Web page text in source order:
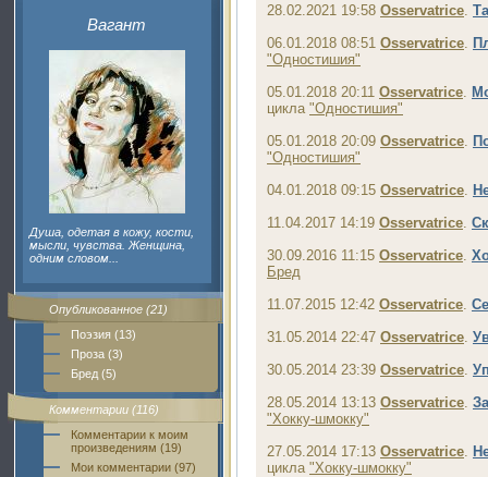
Вагант
Душа, одетая в кожу, кости,
мысли, чувства. Женщина,
одним словом...
Опубликованное (21)
Поэзия (13)
Проза (3)
Бред (5)
Комментарии (116)
Комментарии к моим
произведениям (19)
Мои комментарии (97)
28.02.2021 19:58 Osservatrice.
06.01.2018 08:51 Osservatrice.
"Одностишия"
05.01.2018 20:11 Osservatrice.
цикла "Одностишия"
05.01.2018 20:09 Osservatrice.
"Одностишия"
04.01.2018 09:15 Osservatrice.
11.04.2017 14:19 Osservatrice.
30.09.2016 11:15 Osservatrice.
Бред
11.07.2015 12:42 Osservatrice.
31.05.2014 22:47 Osservatrice.
30.05.2014 23:39 Osservatrice.
28.05.2014 13:13 Osservatrice.
"Хокку-шмокку"
27.05.2014 17:13 Osservatrice.
цикла "Хокку-шмокку"